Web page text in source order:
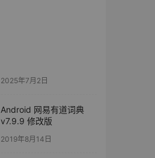
2025年7月2日
Android 网易有道词典
v7.9.9 修改版
2019年8月14日